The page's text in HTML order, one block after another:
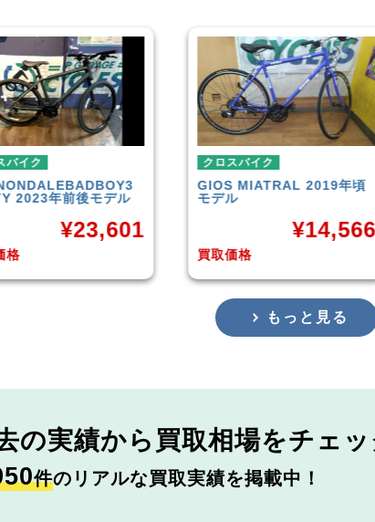
バイク
MIATRAL 2019年頃
格
¥14,566
クロスバイク
TREKFX3 Disc 2019年頃
モデル
買取価格
¥
もっと見る
の実績から 買取相場をチェ
件のリアルな買取実績を掲載中！